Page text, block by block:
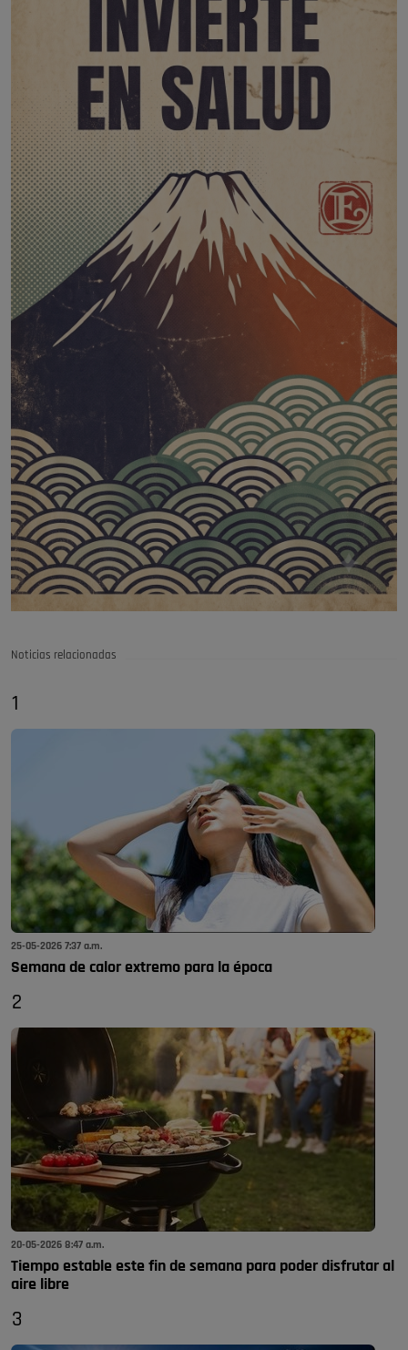
Noticias relacionadas
1
25-05-2026 7:37 a.m.
Semana de calor extremo para la época
2
20-05-2026 8:47 a.m.
Tiempo estable este fin de semana para poder disfrutar al
aire libre
3